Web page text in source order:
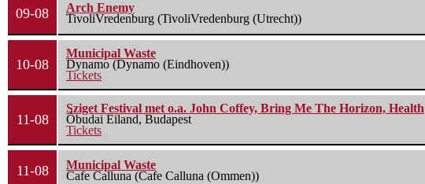
09-08
Arch Enemy
TivoliVredenburg (TivoliVredenburg (Utrecht))
10-08
Municipal Waste
Dynamo (Dynamo (Eindhoven))
Tickets
11-08
Sziget Festival met o.a. John Coffey, Bring Me The Horizon, Health
Óbudai Eiland, Budapest
Tickets
11-08
Municipal Waste
Cafe Calluna (Cafe Calluna (Ommen))